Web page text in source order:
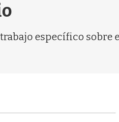
específico sobre